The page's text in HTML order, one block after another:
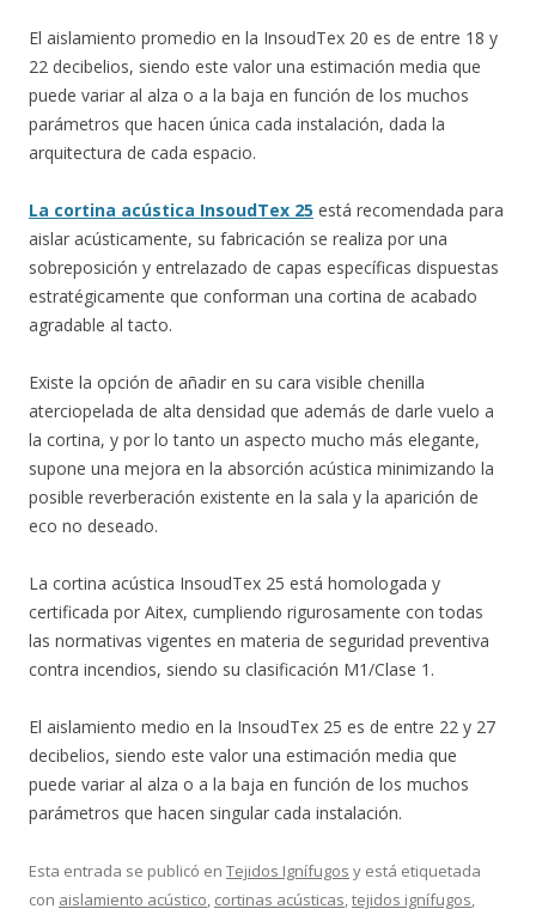
El aislamiento promedio en la InsoudTex 20 es de entre 18 y
22 decibelios, siendo este valor una estimación media que
puede variar al alza o a la baja en función de los muchos
parámetros que hacen única cada instalación, dada la
arquitectura de cada espacio.
La cortina acústica InsoudTex 25 está recomendada para
aislar acústicamente, su fabricación se realiza por una
sobreposición y entrelazado de capas específicas dispuestas
estratégicamente que conforman una cortina de acabado
agradable al tacto.
Existe la opción de añadir en su cara visible chenilla
aterciopelada de alta densidad que además de darle vuelo a
la cortina, y por lo tanto un aspecto mucho más elegante,
supone una mejora en la absorción acústica minimizando la
posible reverberación existente en la sala y la aparición de
eco no deseado.
La cortina acústica InsoudTex 25 está homologada y
certificada por Aitex, cumpliendo rigurosamente con todas
las normativas vigentes en materia de seguridad preventiva
contra incendios, siendo su clasificación M1/Clase 1.
El aislamiento medio en la InsoudTex 25 es de entre 22 y 27
decibelios, siendo este valor una estimación media que
puede variar al alza o a la baja en función de los muchos
parámetros que hacen singular cada instalación.
Esta entrada se publicó en Tejidos Ignífugos y está etiquetada
con aislamiento acústico, cortinas acústicas,tejidos ignífugos,